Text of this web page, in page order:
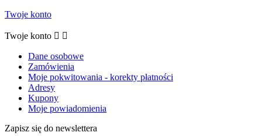
Twoje konto
Twoje konto  
Dane osobowe
Zamówienia
Moje pokwitowania - korekty płatności
Adresy
Kupony
Moje powiadomienia
Zapisz się do newslettera